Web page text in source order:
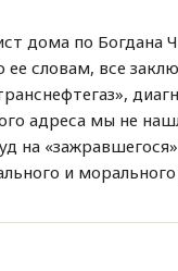
дома по Богдана
словам, все
адреса мы не
на
и